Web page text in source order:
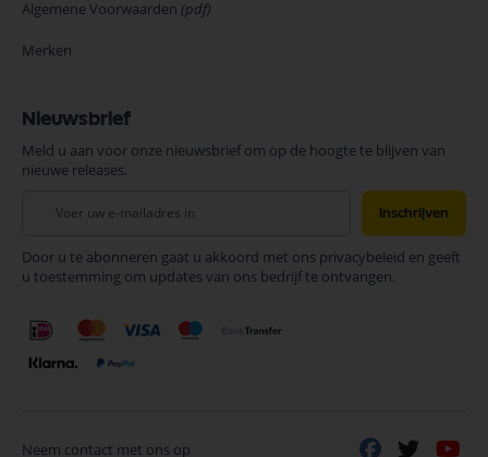
Algemene Voorwaarden (pdf)
Merken
Nieuwsbrief
Meld u aan voor onze nieuwsbrief om op de hoogte te blijven van
nieuwe releases.
onze
nieuwsbrief
Inschrijven
Door u te abonneren gaat u akkoord met ons privacybeleid en geeft
u toestemming om updates van ons bedrijf te ontvangen.
Neem contact met ons op